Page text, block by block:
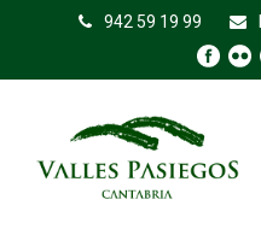
942 59 19 99